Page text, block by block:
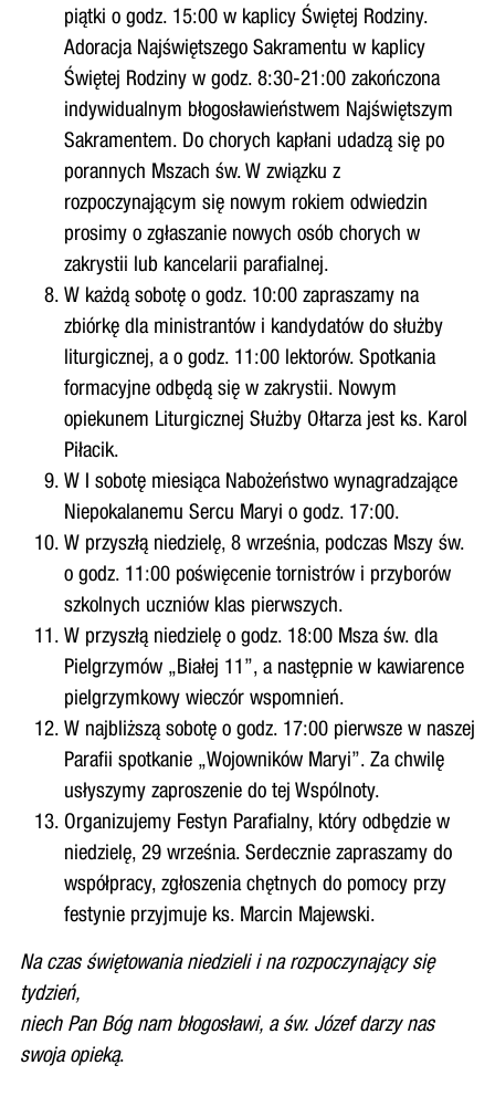
piątki o godz. 15:00 w kaplicy Świętej Rodziny.
Adoracja Najświętszego Sakramentu w kaplicy
Świętej Rodziny w godz. 8:30-21:00 zakończona
indywidualnym błogosławieństwem Najświętszym
Sakramentem. Do chorych kapłani udadzą się po
porannych Mszach św. W związku z
rozpoczynającym się nowym rokiem odwiedzin
prosimy o zgłaszanie nowych osób chorych w
zakrystii lub kancelarii parafialnej.
W każdą sobotę o godz. 10:00 zapraszamy na
zbiórkę dla ministrantów i kandydatów do służby
liturgicznej, a o godz. 11:00 lektorów. Spotkania
formacyjne odbędą się w zakrystii. Nowym
opiekunem Liturgicznej Służby Ołtarza jest ks. Karol
Piłacik.
W I sobotę miesiąca Nabożeństwo wynagradzające
Niepokalanemu Sercu Maryi o godz. 17:00.
W przyszłą niedzielę, 8 września, podczas Mszy św.
o godz. 11:00 poświęcenie tornistrów i przyborów
szkolnych uczniów klas pierwszych.
W przyszłą niedzielę o godz. 18:00 Msza św. dla
Pielgrzymów „Białej 11”, a następnie w kawiarence
pielgrzymkowy wieczór wspomnień.
W najbliższą sobotę o godz. 17:00 pierwsze w naszej
Parafii spotkanie „Wojowników Maryi”. Za chwilę
usłyszymy zaproszenie do tej Wspólnoty.
Organizujemy Festyn Parafialny, który odbędzie w
niedzielę, 29 września. Serdecznie zapraszamy do
współpracy, zgłoszenia chętnych do pomocy przy
festynie przyjmuje ks. Marcin Majewski.
Na czas świętowania niedzieli i na rozpoczynający się
tydzień,
niech Pan Bóg nam błogosławi, a św. Józef darzy nas
swoja opieką.